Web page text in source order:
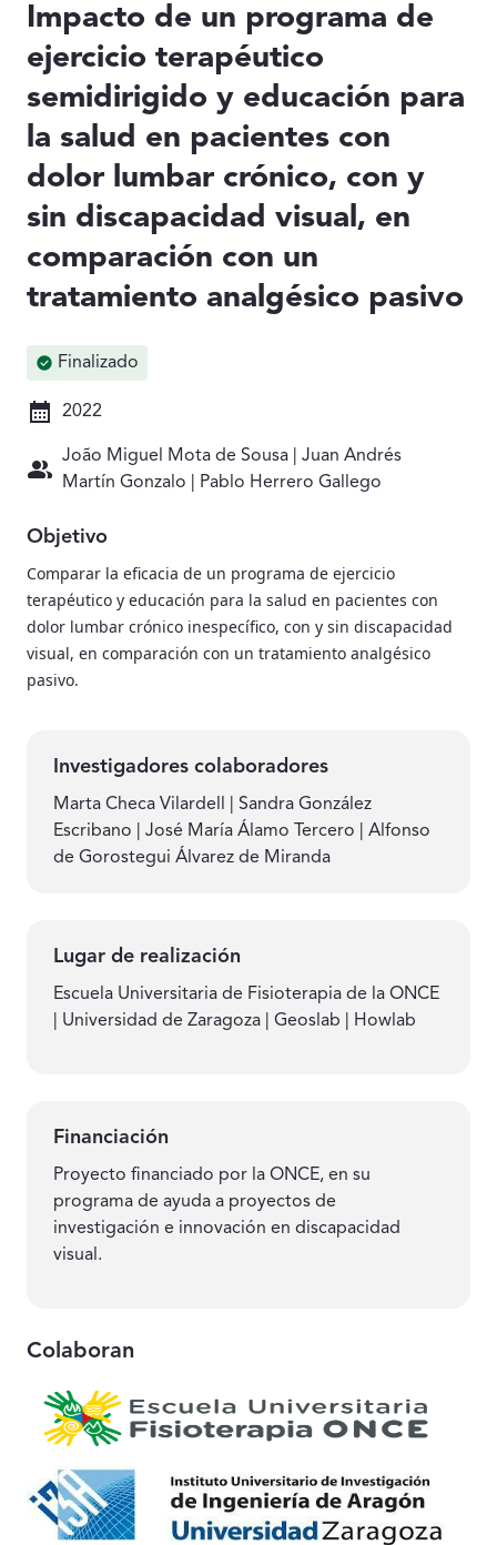
Impacto de un programa de
ejercicio terapéutico
semidirigido y educación para
la salud en pacientes con
dolor lumbar crónico, con y
sin discapacidad visual, en
comparación con un
tratamiento analgésico pasivo
Finalizado
2022
João Miguel Mota de Sousa | Juan Andrés
Martín Gonzalo | Pablo Herrero Gallego
Objetivo
Comparar la eficacia de un programa de ejercicio
terapéutico y educación para la salud en pacientes con
dolor lumbar crónico inespecífico, con y sin discapacidad
visual, en comparación con un tratamiento analgésico
pasivo.
Investigadores colaboradores
Marta Checa Vilardell | Sandra González
Escribano | José María Álamo Tercero | Alfonso
de Gorostegui Álvarez de Miranda
Lugar de realización
Escuela Universitaria de Fisioterapia de la ONCE
| Universidad de Zaragoza | Geoslab | Howlab
Financiación
Proyecto financiado por la ONCE, en su
programa de ayuda a proyectos de
investigación e innovación en discapacidad
visual.
Colaboran